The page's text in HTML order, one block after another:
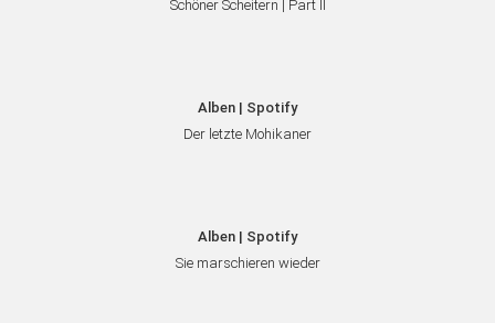
Schöner Scheitern | Part II
Alben | Spotify
Der letzte Mohikaner
Alben | Spotify
Sie marschieren wieder